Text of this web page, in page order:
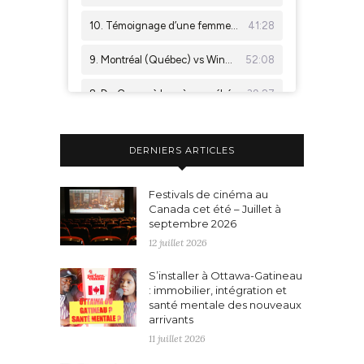
DERNIERS ARTICLES
Festivals de cinéma au
Canada cet été – Juillet à
septembre 2026
12 juillet 2026
S’installer à Ottawa-Gatineau
: immobilier, intégration et
santé mentale des nouveaux
arrivants
11 juillet 2026